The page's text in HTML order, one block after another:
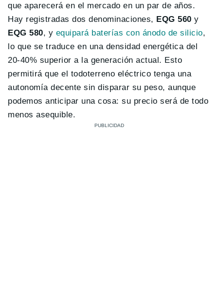
que aparecerá en el mercado en un par de años.
Hay registradas dos denominaciones, EQG 560 y
EQG 580, y equipará baterías con ánodo de silicio,
lo que se traduce en una densidad energética del
20-40% superior a la generación actual. Esto
permitirá que el todoterreno eléctrico tenga una
autonomía decente sin disparar su peso, aunque
podemos anticipar una cosa: su precio será de todo
menos asequible.